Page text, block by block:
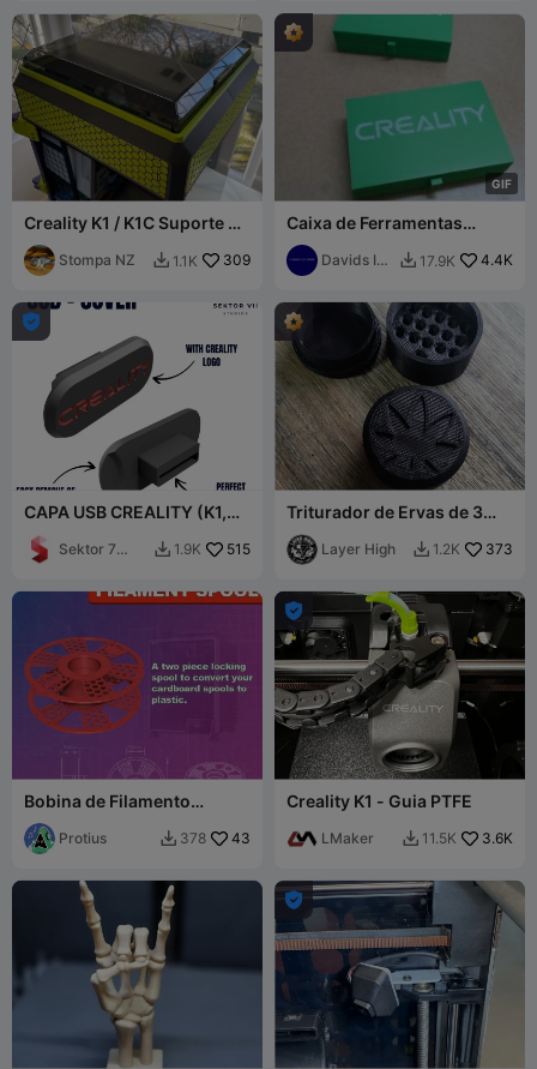
Creality K1 / K1C Suporte de
Elevação / Capô Superior
com Ventilações
Magnéticas
Stompa NZ  1.1K 309
GIF
Caixa de Ferramentas
Creality: Impressão no
LugarDavids IT
 17.9K 4.4K

CAPA USB CREALITY (K1,
MODSSektor 7
 1.9K 515
Triturador de Ervas de 3
Andares
Layer High  1.2K 373
Bobina de Filamento
Reutilizável – Conversão de
Papelão
Protius  378 43

Creality K1 - Guia PTFE
LMaker  11.5K 3.6K
